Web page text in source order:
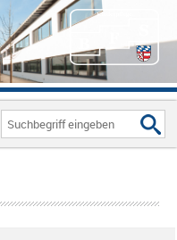
Search
for: